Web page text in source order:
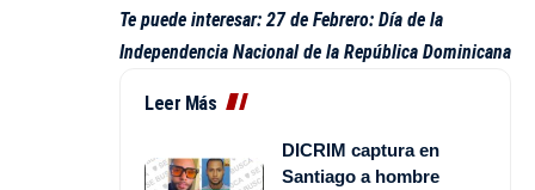
Te puede interesar: 27 de Febrero: Día de la
Independencia Nacional de la República Dominicana
Leer Más
DICRIM captura en
Santiago a hombre